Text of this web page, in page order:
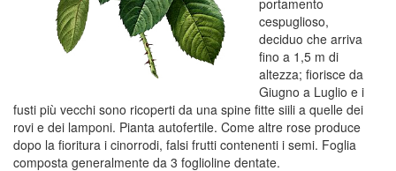
cespuglioso,
deciduo che arriva
fino a 1,5 m di
altezza; fiorisce da
Giugno a Luglio e i
fusti più vecchi sono ricoperti da una spine fitte siili a quelle dei
rovi e dei lamponi. Pianta autofertile. Come altre rose produce
dopo la fioritura i cinorrodi, falsi frutti contenenti i semi. Foglia
composta generalmente da 3 foglioline dentate.